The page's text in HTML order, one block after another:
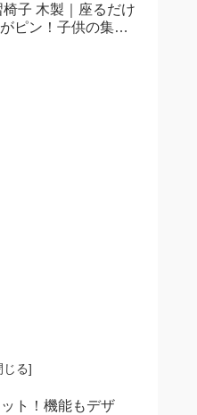
椅子 木製｜座るだけ
ピン！子供の集中
ト！機能もデザ